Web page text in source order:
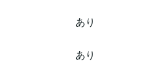
あり
あり